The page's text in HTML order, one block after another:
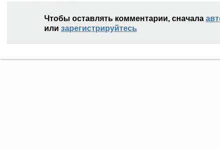
Чтобы оставлять комментарии, сначала
или зарегистрируйтесь